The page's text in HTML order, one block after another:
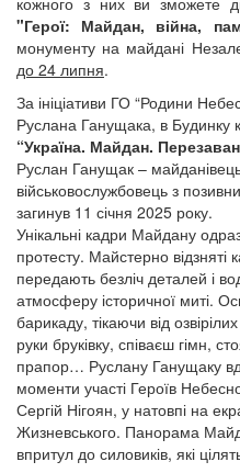
"Герої: Майдан, війна,
монументу на майдані
до 24 липня.
За ініціативи ГО “Родини
Руслана Ганущака, в Будинку
“Україна. Майдан.
Руслан Ганущак –
військовослужбовець з
загинув 11 січня 2025 року.
Унікальні кадри Майдану
протесту. Майстерно
передають безліч деталей і
атмосферу історичної миті.
барикаду, тікаючи від
руки бруківку, співаєш гімн,
прапор… Руслану Ганущаку
моменти участі Героїв
Сергій Нігоян, у натовпі на
Жизневського. Панорама
впритул до силовиків, які